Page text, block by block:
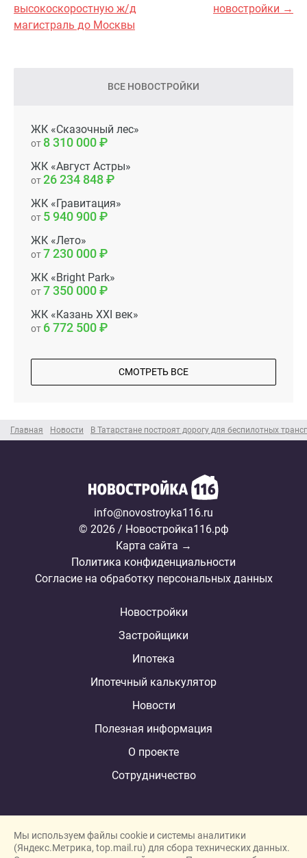
Главная Новости В Татарстане построят дорогу для беспилотных
высокоскоростную ж/д
магистраль до Москвы
новостройки →
ВСЕ НОВОСТРОЙКИ
ЖК «Сказочный лес»
от 8 310 000
ЖК «Август Астры»
от26 234 848
ЖК «Гравитация»
от 5 940 900
ЖК «Лето»
от7 230 000
ЖК «Bright Park»
от7 350 000
ЖК «Казань XXI век»
от 6 772 500
СМОТРЕТЬ ВСЕ
info@novostroyka116.ru
© 2026 / Новостройка116.рф
Карта сайта →
Политика конфиденциальности
Согласие на обработку персональных данных
Новостройки
Застройщики
Ипотека
Ипотечный калькулятор
Новости
Полезная информация
О проекте
Сотрудничество
Мы используем файлы cookie и системы аналитики
(Яндекс.Метрика, top.mail.ru) для сбора технических данных.